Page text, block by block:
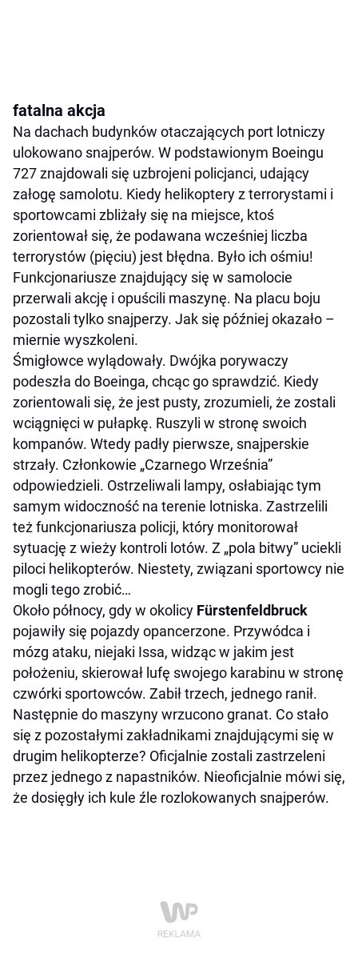
fatalna akcja
Na dachach budynków otaczających port lotniczy
ulokowano snajperów. W podstawionym Boeingu
727 znajdowali się uzbrojeni policjanci, udający
załogę samolotu. Kiedy helikoptery z terrorystami i
sportowcami zbliżały się na miejsce, ktoś
zorientował się, że podawana wcześniej liczba
terrorystów (pięciu) jest błędna. Było ich ośmiu!
Funkcjonariusze znajdujący się w samolocie
przerwali akcję i opuścili maszynę. Na placu boju
pozostali tylko snajperzy. Jak się później okazało –
miernie wyszkoleni.
Śmigłowce wylądowały. Dwójka porywaczy
podeszła do Boeinga, chcąc go sprawdzić. Kiedy
zorientowali się, że jest pusty, zrozumieli, że zostali
wciągnięci w pułapkę. Ruszyli w stronę swoich
kompanów. Wtedy padły pierwsze, snajperskie
strzały. Członkowie „Czarnego Września”
odpowiedzieli. Ostrzeliwali lampy, osłabiając tym
samym widoczność na terenie lotniska. Zastrzelili
też funkcjonariusza policji, który monitorował
sytuację z wieży kontroli lotów. Z „pola bitwy” uciekli
piloci helikopterów. Niestety, związani sportowcy nie
mogli tego zrobić…
Około północy, gdy w okolicy Fürstenfeldbruck
pojawiły się pojazdy opancerzone. Przywódca i
mózg ataku, niejaki Issa, widząc w jakim jest
położeniu, skierował lufę swojego karabinu w stronę
czwórki sportowców. Zabił trzech, jednego ranił.
Następnie do maszyny wrzucono granat. Co stało
się z pozostałymi zakładnikami znajdującymi się w
drugim helikopterze? Oficjalnie zostali zastrzeleni
przez jednego z napastników. Nieoficjalnie mówi się,
że dosięgły ich kule źle rozlokowanych snajperów.